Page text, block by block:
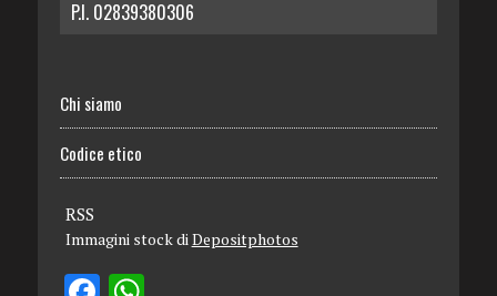
P.I. 02839380306
Chi siamo
Codice etico
RSS
Immagini stock di Depositphotos